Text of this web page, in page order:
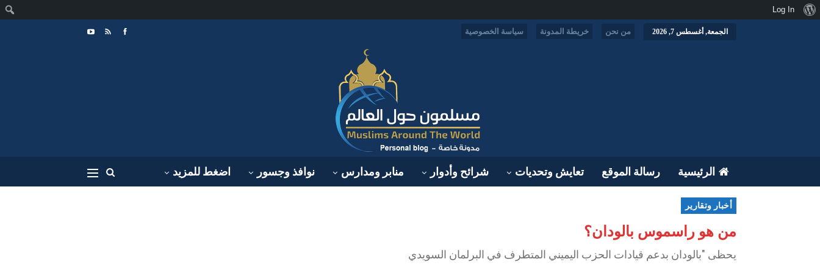
الجمعة, أغسطس 7, 2026 من نحن خريطة المدونة سياسة الخصوصية
الرئيسية رسالة الموقع تعايش وتحديات شرائح وأدوار منابر ومدارس نوافذ وجسور اضغط للمزيد
أخبار وتقارير
من هو راسموس بالودان؟
يحظى "بالودان بدعم قيادات الحزب اليميني المتطرف في البرلمان السويدي
نبذةLog In